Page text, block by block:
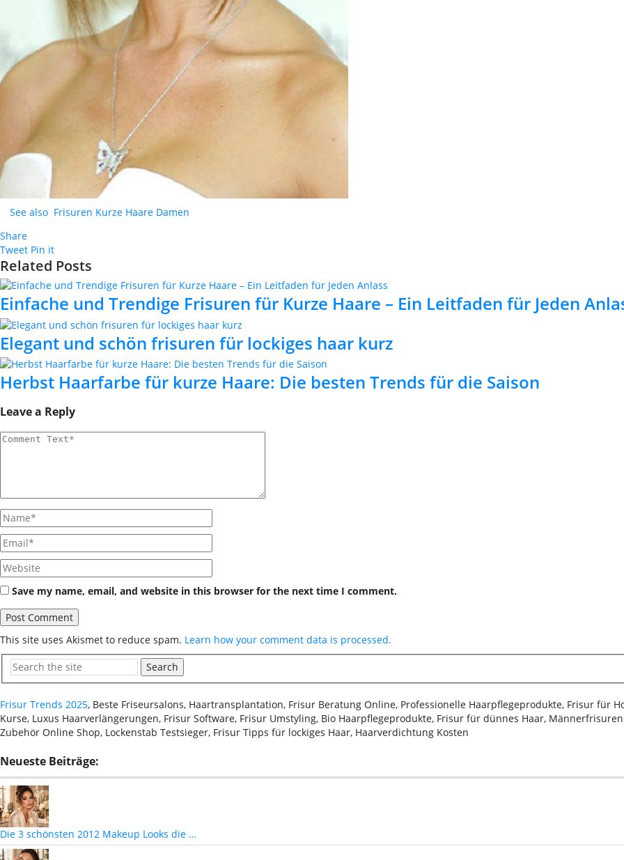
See also Frisuren Kurze Haare Damen
Share
Tweet Pin it
Related Posts
Einfache und Trendige Frisuren für Kurze Haare – Ein Leitfaden für Jeden
Elegant und schön frisuren für lockiges haar kurz
Herbst Haarfarbe für kurze Haare: Die besten Trends für die Saison
Leave a Reply
Save my name, email, and website in this browser for the next time I comment.
This site uses Akismet to reduce spam. Learn how your comment data is processed.
Search
Frisur Trends 2025, Beste Friseursalons, Haartransplantation, Frisur Beratung Online, Professionelle Haarpflegeprodukte, Frisur für
Kurse, Luxus Haarverlängerungen, Frisur Software, Frisur Umstyling, Bio Haarpflegeprodukte, Frisur für dünnes Haar,
Zubehör Online Shop, Lockenstab Testsieger, Frisur Tipps für lockiges Haar, Haarverdichtung Kosten
Neueste Beiträge:
Die 3 schönsten 2012 Makeup Looks die …